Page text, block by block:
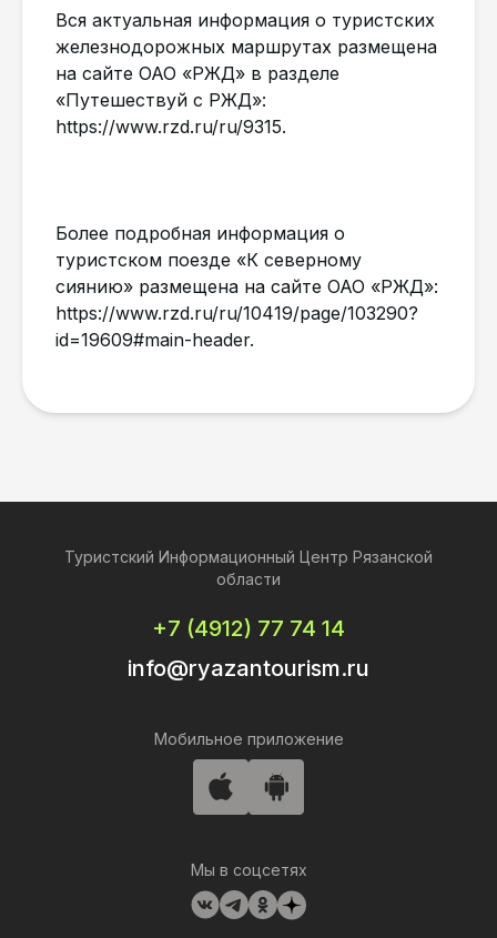
Вся актуальная информация о туристских
железнодорожных маршрутах размещена
на сайте ОАО «РЖД» в разделе
«Путешествуй с РЖД»:
https://www.rzd.ru/ru/9315.
Более подробная информация о
туристском поезде «К северному
сиянию» размещена на сайте ОАО «РЖД»:
https://www.rzd.ru/ru/10419/page/103290?
id=19609#main-header.
Туристский Информационный Центр Рязанской
области
+7 (4912) 77 74 14
info@ryazantourism.ru
Мобильное приложение
Мы в соцсетях